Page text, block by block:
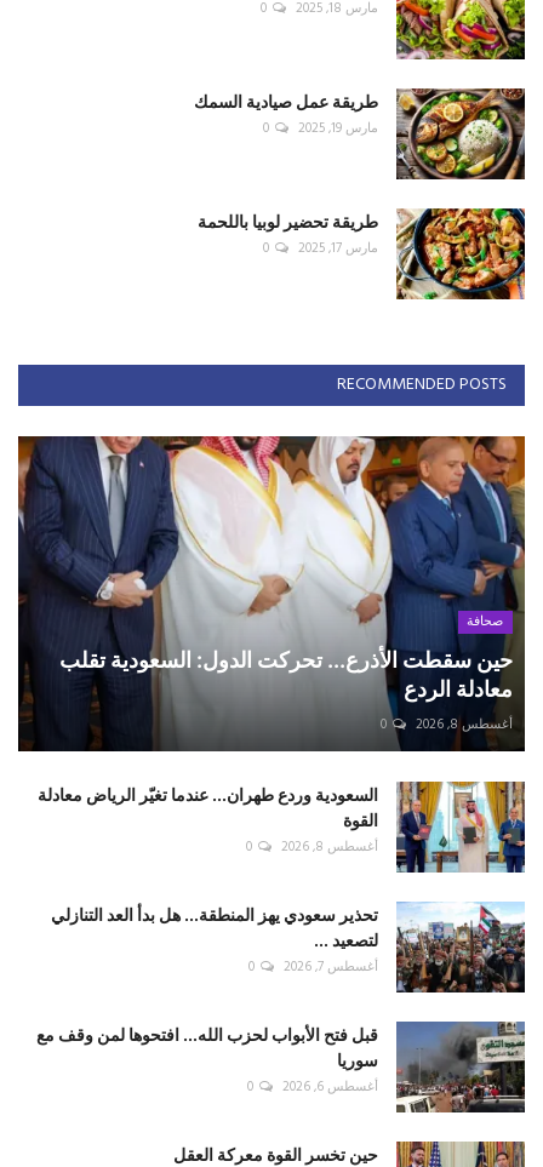
مارس 18, 2025 0
طريقة عمل صيادية السمك
مارس 19, 2025 0
طريقة تحضير لوبيا باللحمة
مارس 17, 2025 0
RECOMMENDED POSTS
صحافة
حين سقطت الأذرع... تحركت الدول: السعودية تقلب
معادلة الردع
أغسطس 8, 2026 0
السعودية وردع طهران... عندما تغيّر الرياض معادلة
القوة
أغسطس 8, 2026 0
تحذير سعودي يهز المنطقة... هل بدأ العد التنازلي
لتصعيد ...
أغسطس 7, 2026 0
قبل فتح الأبواب لحزب الله... افتحوها لمن وقف مع
سوريا
أغسطس 6, 2026 0
حين تخسر القوة معركة العقل